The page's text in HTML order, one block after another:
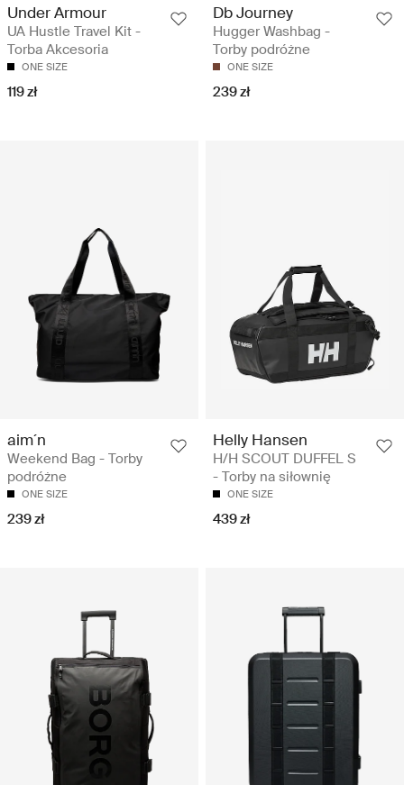
Under Armour
UA Hustle Travel Kit -
Torba Akcesoria
ONE SIZE
119 zł
Db Journey
Hugger Washbag -
Torby podróżne
ONE SIZE
239 zł
aim´n
Weekend Bag - Torby
podróżne
ONE SIZE
239 zł
Helly Hansen
H/H SCOUT DUFFEL S
- Torby na siłownię
ONE SIZE
439 zł